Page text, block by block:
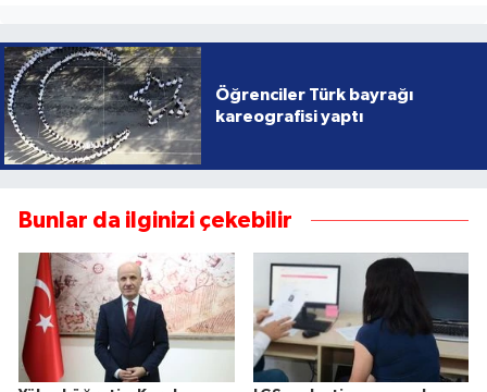
Öğrenciler Türk bayrağı
kareografisi yaptı
Bunlar da ilginizi çekebilir